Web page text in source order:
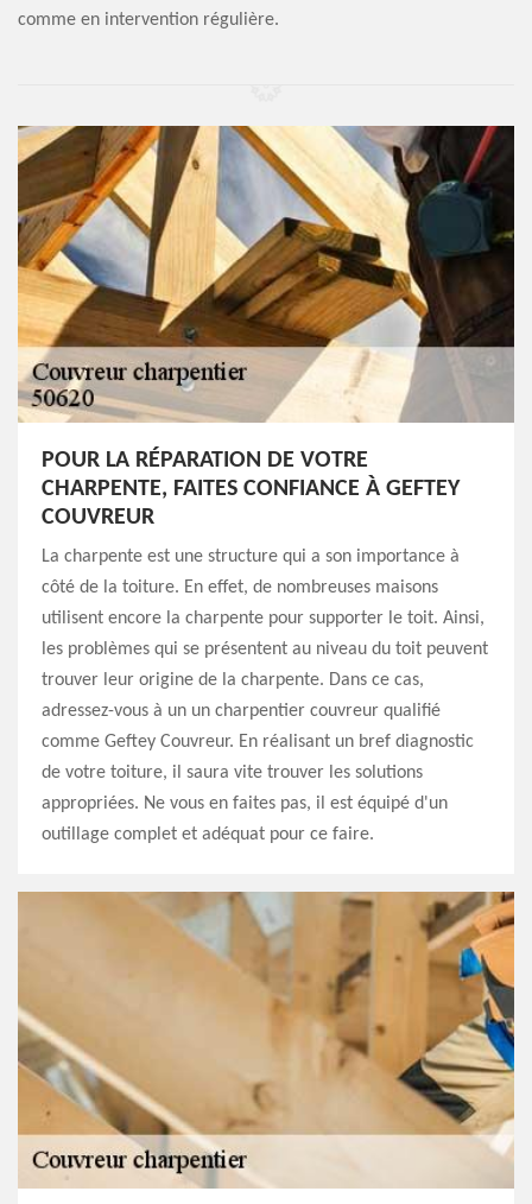
comme en intervention régulière.
POUR LA RÉPARATION DE VOTRE
CHARPENTE, FAITES CONFIANCE À GEFTEY
COUVREUR
La charpente est une structure qui a son importance à
côté de la toiture. En effet, de nombreuses maisons
utilisent encore la charpente pour supporter le toit. Ainsi,
les problèmes qui se présentent au niveau du toit peuvent
trouver leur origine de la charpente. Dans ce cas,
adressez-vous à un un charpentier couvreur qualifié
comme Geftey Couvreur. En réalisant un bref diagnostic
de votre toiture, il saura vite trouver les solutions
appropriées. Ne vous en faites pas, il est équipé d'un
outillage complet et adéquat pour ce faire.